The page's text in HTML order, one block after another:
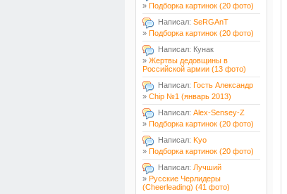
» Подборка картинок (20 фото)
Написал: SeRGAnT
» Подборка картинок (20 фото)
Написал: Кунак
» Жертвы дедовщины в
Российской армии (13 фото)
Написал: Гость Александр
» Chip №1 (январь 2013)
Написал: Alex-Sensey-Z
» Подборка картинок (20 фото)
Написал: Kyo
» Подборка картинок (20 фото)
Написал: Лучший
» Русские Черлидеры
(Cheerleading) (41 фото)